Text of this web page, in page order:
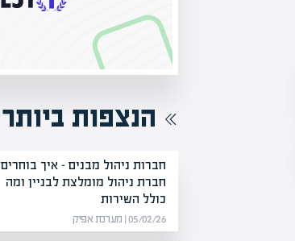
הנצפות ביותר
חברות ניהול מבנים – איך בוחרים
חברת ניהול מומלצת לבניין ומה
כולל השירות
05/02/26 | מערכת אפיק